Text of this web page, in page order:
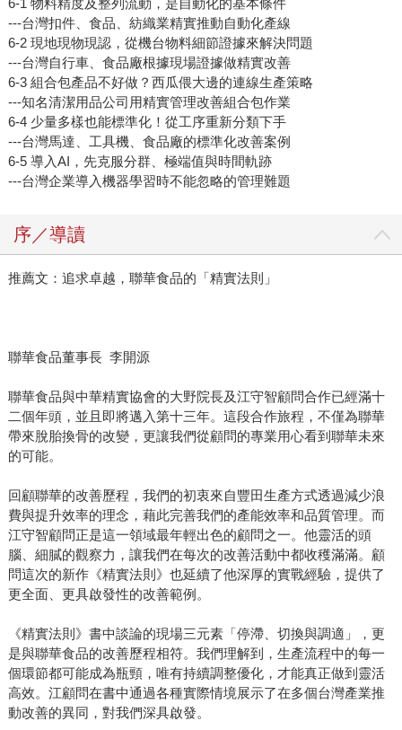
6-1 物料精度及整列流動，是自動化的基本條件
---台灣扣件、食品、紡織業精實推動自動化產線
6-2 現地現物現認，從機台物料細節證據來解決問題
---台灣自行車、食品廠根據現場證據做精實改善
6-3 組合包產品不好做？西瓜偎大邊的連線生產策略
---知名清潔用品公司用精實管理改善組合包作業
6-4 少量多樣也能標準化！從工序重新分類下手
---台灣馬達、工具機、食品廠的標準化改善案例
6-5 導入AI，先克服分群、極端值與時間軌跡
---台灣企業導入機器學習時不能忽略的管理難題
序／導讀
推薦文：追求卓越，聯華食品的「精實法則」
聯華食品董事長 李開源
聯華食品與中華精實協會的大野院長及江守智顧問合作已經滿十
二個年頭，並且即將邁入第十三年。這段合作旅程，不僅為聯華
帶來脫胎換骨的改變，更讓我們從顧問的專業用心看到聯華未來
的可能。
回顧聯華的改善歷程，我們的初衷來自豐田生產方式透過減少浪
費與提升效率的理念，藉此完善我們的產能效率和品質管理。而
江守智顧問正是這一領域最年輕出色的顧問之一。他靈活的頭
腦、細膩的觀察力，讓我們在每次的改善活動中都收穫滿滿。顧
問這次的新作《精實法則》也延續了他深厚的實戰經驗，提供了
更全面、更具啟發性的改善範例。
《精實法則》書中談論的現場三元素「停滯、切換與調適」，更
是與聯華食品的改善歷程相符。我們理解到，生產流程中的每一
個環節都可能成為瓶頸，唯有持續調整優化，才能真正做到靈活
高效。江顧問在書中通過各種實際情境展示了在多個台灣產業推
動改善的異同，對我們深具啟發。